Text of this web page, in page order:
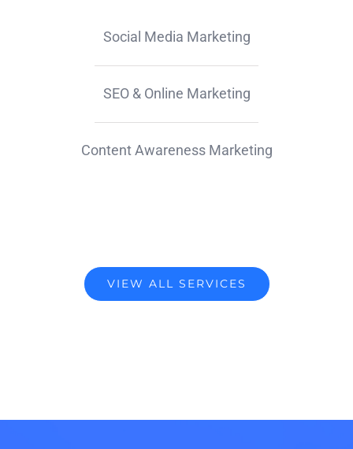
Social Media Marketing
SEO & Online Marketing
Content Awareness Marketing
VIEW ALL SERVICES